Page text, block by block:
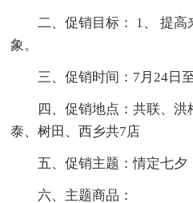
二、促销目标： 1、 提
象。
三、促销时间：7月24日
四、促销地点：共联、
泰、树田、西乡共7店
五、促销主题：情定七夕
六、主题商品：